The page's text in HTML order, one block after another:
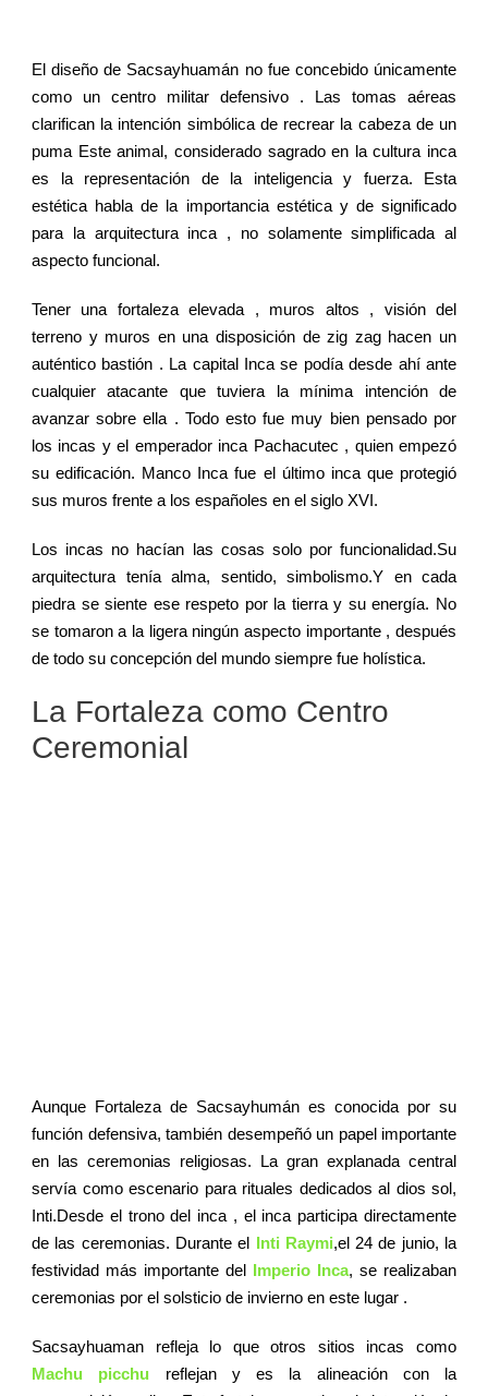
El diseño de Sacsayhuamán no fue concebido únicamente
como un centro militar defensivo . Las tomas aéreas
clarifican la intención simbólica de recrear la cabeza de un
puma Este animal, considerado sagrado en la cultura inca
es la representación de la inteligencia y fuerza. Esta
estética habla de la importancia estética y de significado
para la arquitectura inca , no solamente simplificada al
aspecto funcional.
Tener una fortaleza elevada , muros altos , visión del
terreno y muros en una disposición de zig zag hacen un
auténtico bastión . La capital Inca se podía desde ahí ante
cualquier atacante que tuviera la mínima intención de
avanzar sobre ella . Todo esto fue muy bien pensado por
los incas y el emperador inca Pachacutec , quien empezó
su edificación. Manco Inca fue el último inca que protegió
sus muros frente a los españoles en el siglo XVI.
Los incas no hacían las cosas solo por funcionalidad.Su
arquitectura tenía alma, sentido, simbolismo.Y en cada
piedra se siente ese respeto por la tierra y su energía. No
se tomaron a la ligera ningún aspecto importante , después
de todo su concepción del mundo siempre fue holística.
La Fortaleza como Centro
Ceremonial
Aunque Fortaleza de Sacsayhumán es conocida por su
función defensiva, también desempeñó un papel importante
en las ceremonias religiosas. La gran explanada central
servía como escenario para rituales dedicados al dios sol,
Inti.Desde el trono del inca , el inca participa directamente
de las ceremonias. Durante el Inti Raymi,el 24 de junio, la
festividad más importante del Imperio Inca, se realizaban
ceremonias por el solsticio de invierno en este lugar .
Sacsayhuaman refleja lo que otros sitios incas como
Machu picchu reflejan y es la alineación con la